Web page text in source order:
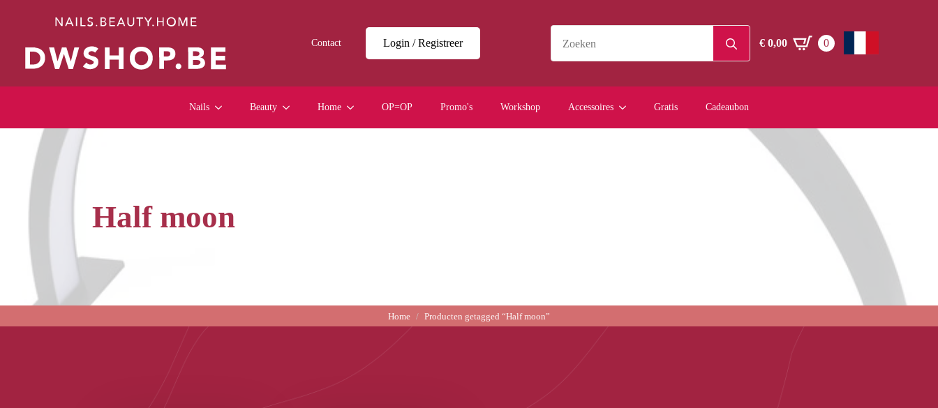
Contact Login / Registreer
for:€0,00 0
Nails Beauty Home OP=OP Promo's Workshop Accessoires Gratis Cadeaubon
Half moon
Home Producten getagged “Half moon”